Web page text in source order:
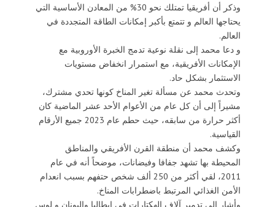
وذكر أن أفريقيا تمتلك نحو 30% من المعادن الأساسية التي
يحتاجها العالم و تتمتع بأكبر إمكانات الطاقة المتجددة في
العالم.
و دعا محمد إلى نقلة نوعية تدمج الخبرة الأوروبية مع
الإمكانات الأفريقية، مع استمرار انخفاض مستويات
الاستثمار بشكل حاد.
وتحدث محمد عن مسألة تغير المناخ كونها تحدي مشترك،
مشيراً إلى أن كل عام من الأعوام الأحد عشر الماضية كان
أكثر حرارة من سابقه، حيث حطم عام 2023 جميع الأرقام
القياسية.
وكشف محمد أن منطقة القرن الأفريقي والمناطق
المحيطة بها تشهد جفافا وفيضانات، موضحاً أنه في عام
2011، لقي أكثر من 250 ألف شخص حتفهم بسبب انعدام
الأمن الغذائي المرتبط باضطرابات المناخ.
وأشار إلى تدمير آلاف الهكتارات في إيطاليا واليونان و لوس